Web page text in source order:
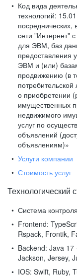
Код вида
технологий:
сети "Интернет"
для ЭВМ, баз
предоставления
ЭВМ и (или)
продвижению (в
о приобретении
имущественных
недвижимого
услуг по
объявлений
объявлениям)»
Услуги компании
Стоимость услуг
Технологический
Система
Frontend:
Rspack, Frontik,
Backend: Java 17
Jackson, Jersey,
IOS: Swift, Ruby,